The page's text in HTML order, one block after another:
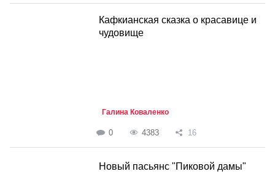
Кафкианская сказка о красавице и
чудовище
Галина Коваленко
0 4383 16
Новый пасьянс "Пиковой дамы"